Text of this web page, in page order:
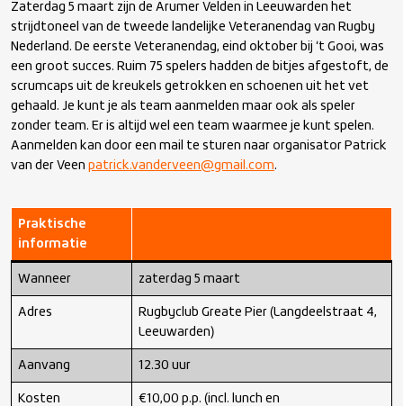
Zaterdag 5 maart zijn de Arumer Velden in Leeuwarden het
strijdtoneel van de tweede landelijke Veteranendag van Rugby
Nederland. De eerste Veteranendag, eind oktober bij ‘t Gooi, was
een groot succes. Ruim 75 spelers hadden de bitjes afgestoft, de
scrumcaps uit de kreukels getrokken en schoenen uit het vet
gehaald. Je kunt je als team aanmelden maar ook als speler
zonder team. Er is altijd wel een team waarmee je kunt spelen.
Aanmelden kan door een mail te sturen naar organisator Patrick
van der Veen patrick.vanderveen@gmail.com.
Praktische
informatie
Wanneer zaterdag 5 maart
Adres
Rugbyclub Greate Pier (Langdeelstraat 4,
Leeuwarden)
Aanvang 12.30 uur
Kosten
€10,00 p.p. (incl. lunch en